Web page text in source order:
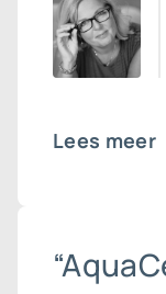
Lees meer